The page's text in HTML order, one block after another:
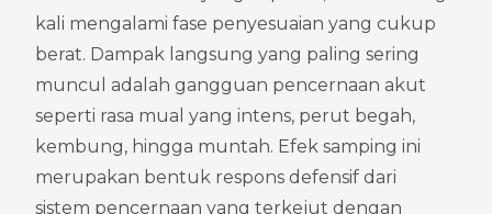
kali mengalami fase penyesuaian yang cukup
berat. Dampak langsung yang paling sering
muncul adalah gangguan pencernaan akut
seperti rasa mual yang intens, perut begah,
kembung, hingga muntah. Efek samping ini
merupakan bentuk respons defensif dari
sistem pencernaan yang terkejut dengan